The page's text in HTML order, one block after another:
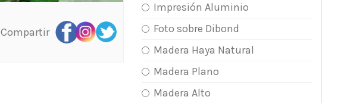
Compartir
Impresión Aluminio
Foto sobre Dibond
Madera Haya Natural
Madera Plano
Madera Alto